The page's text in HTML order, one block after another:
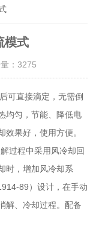
模式
： 3275
可直接滴定，无需倒
均匀，节能、降低电
果好，使用方便。
过程中采用风冷却回
时，增加风冷却系
89）设计，在手动
解、冷却过程。配备